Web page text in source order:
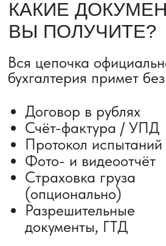
ВЫКУП ТОВАРОВ ИЗ КИТАЯ
Выкуп от 1 000 000 ₽
Выкуп с Alibaba
ДОСТАВКА ТОВАРОВ ИЗ КИТАЯ
Сроки от 5 дней
Авиадоставка
Сборный груз
Железнодорожные перевозки
Автогрузоперевозки
Контейнерные перевозки
Доставка образцов
Получить консультацию